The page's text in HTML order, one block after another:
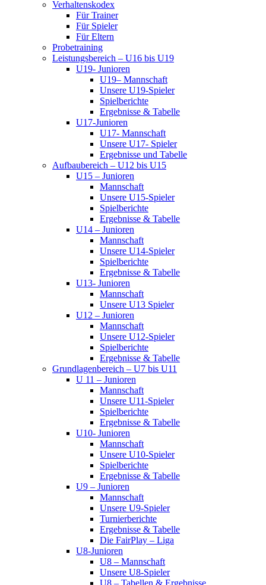
Verhaltenskodex
Für Trainer
Für Spieler
Für Eltern
Probetraining
Leistungsbereich – U16 bis U19
U19- Junioren
U19– Mannschaft
Unsere U19-Spieler
Spielberichte
Ergebnisse & Tabelle
U17-Junioren
U17- Mannschaft
Unsere U17- Spieler
Ergebnisse und Tabelle
Aufbaubereich – U12 bis U15
U15 – Junioren
Mannschaft
Unsere U15-Spieler
Spielberichte
Ergebnisse & Tabelle
U14 – Junioren
Mannschaft
Unsere U14-Spieler
Spielberichte
Ergebnisse & Tabelle
U13- Junioren
Mannschaft
Unsere U13 Spieler
U12 – Junioren
Mannschaft
Unsere U12-Spieler
Spielberichte
Ergebnisse & Tabelle
Grundlagenbereich – U7 bis U11
U 11 – Junioren
Mannschaft
Unsere U11-Spieler
Spielberichte
Ergebnisse & Tabelle
U10- Junioren
Mannschaft
Unsere U10-Spieler
Spielberichte
Ergebnisse & Tabelle
U9 – Junioren
Mannschaft
Unsere U9-Spieler
Turnierberichte
Ergebnisse & Tabelle
Die FairPlay – Liga
U8-Junioren
U8 – Mannschaft
Unsere U8-Spieler
U8 – Tabellen & Ergebnisse